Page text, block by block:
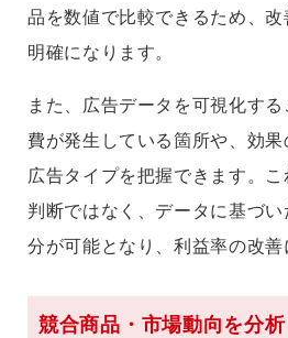
品を数値で比較できるため、
明確になります。
また、広告データを可視化す
費が発生している箇所や、効果
広告タイプを把握できます。
判断ではなく、データに基づ
分が可能となり、利益率の改善
競合商品・市場動向を分